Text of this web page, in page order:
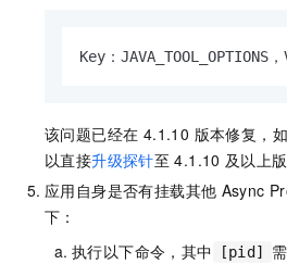
Key：
该问题已经在 4.1.10 版本修复，
以直接升级探针至 4.1.10 及以上版
应用自身是否有挂载其他 Async
下：
执行以下命令，其中
[pid]